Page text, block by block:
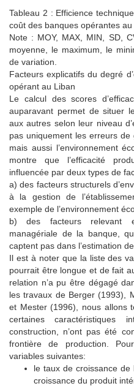
Tableau 2 : Efficience
coût des banques opérantes au
Note : MOY, MAX, MIN, SD,
moyenne, le maximum, le
de variation.
Facteurs explicatifs du degré
opérant au Liban
Le calcul des scores
auparavant permet de situer
aux autres selon leur niveau
pas uniquement les erreurs
mais aussi l’environnement
montre que l’efficacité
influencée par deux types de
a) des facteurs structurels
à la gestion de
exemple de l’environnement
b) des facteurs relevant
managériale de la banque,
captent pas dans l’estimation
Il est à noter que la liste des
pourrait être longue et de fait
relation n’a pu être dégagé
les travaux de Berger (1993),
et Mester (1996), nous allons
certaines
construction, n’ont pas été
frontière de production.
variables suivantes:
le taux de croissance de
croissance du produit